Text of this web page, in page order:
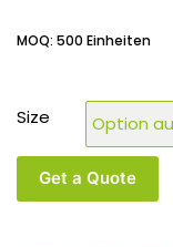
MOQ: 500 Einheiten
Size
Get a Quote